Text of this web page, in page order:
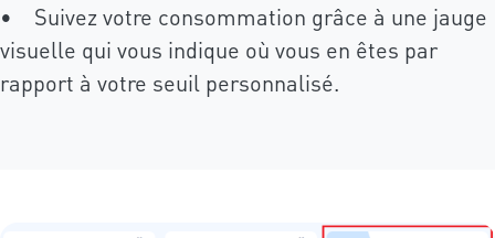
• Suivez votre consommation grâce à une jauge
visuelle qui vous indique où vous en êtes par
rapport à votre seuil personnalisé.